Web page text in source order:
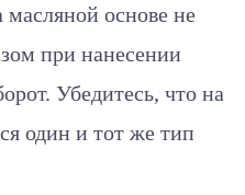
масляной основе не
при нанесении
Убедитесь, что на
один и тот же тип